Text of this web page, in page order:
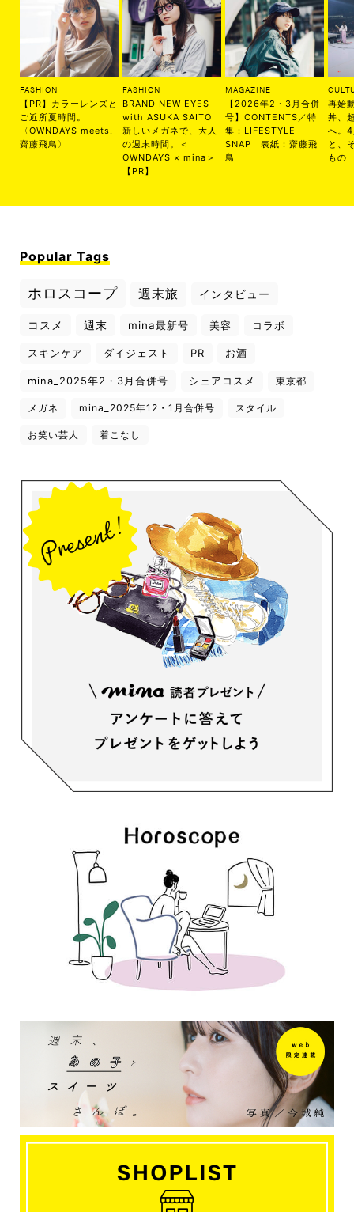
FASHION
【PR】カラーレンズと
ご近所夏時間。
〈OWNDAYS meets.
齋藤飛鳥〉
FASHION
BRAND NEW EYES
with ASUKA SAITO
新しいメガネで、大人
の週末時間。＜
OWNDAYS × mina＞
【PR】
MAGAZINE
【2026年2・3月合併
号】CONTENTS／特
集：LIFESTYLE
SNAP 表紙：齋藤飛
鳥
再始
丼、
へ。
と、
もの
Popular Tags
ホロスコープ 週末旅 インタビュー
コスメ 週末 mina最新号 美容 コラボ
スキンケア ダイジェスト PR お酒
mina_2025年2・3月合併号 シェアコスメ 東京都
メガネ mina_2025年12・1月合併号 スタイル
お笑い芸人 着こなし